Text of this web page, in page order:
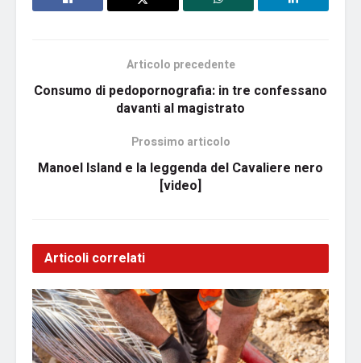
Articolo precedente
Consumo di pedopornografia: in tre confessano
davanti al magistrato
Prossimo articolo
Manoel Island e la leggenda del Cavaliere nero
[video]
Articoli correlati